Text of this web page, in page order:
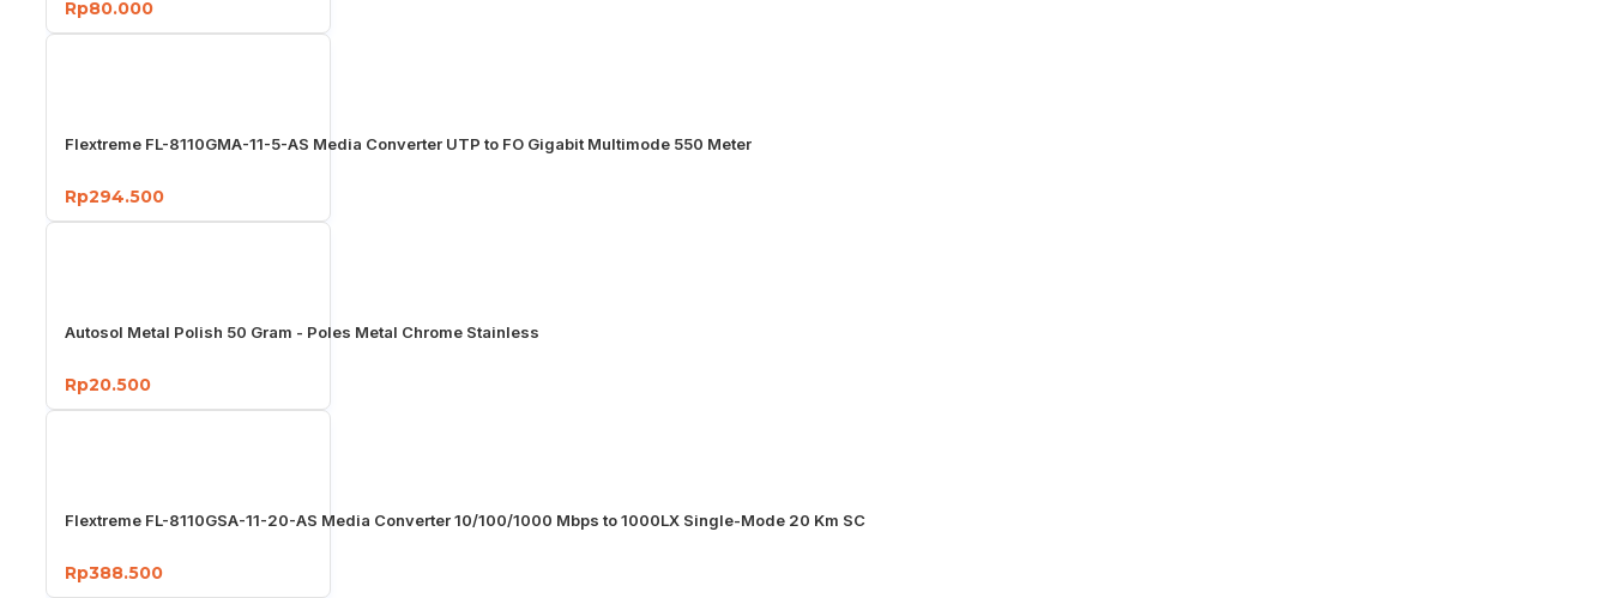
Rp80.000
Flextreme FL-8110GMA-11-5-AS Media Converter UTP to FO Gigabit Multimode 550 Meter
Rp294.500
Autosol Metal Polish 50 Gram - Poles Metal Chrome Stainless
Rp20.500
Flextreme FL-8110GSA-11-20-AS Media Converter 10/100/1000 Mbps to 1000LX Single-Mode 20 Km SC
Rp388.500